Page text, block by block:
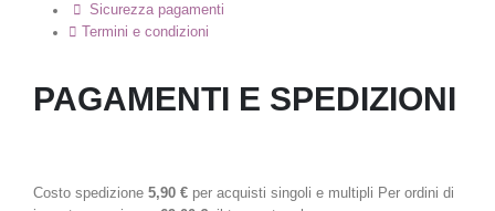
Sicurezza pagamenti
Termini e condizioni
PAGAMENTI E SPEDIZIONI
Costo spedizione 5,90 € per acquisti singoli e multipli Per ordini di